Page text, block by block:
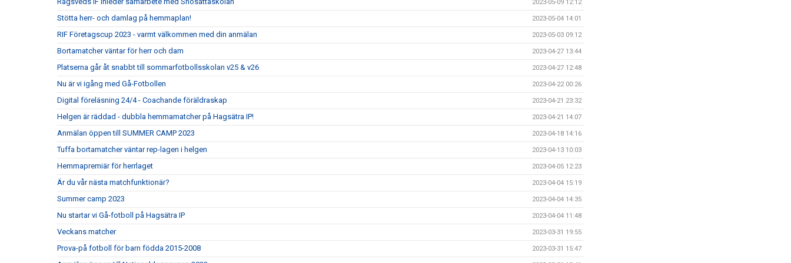
2023-05-09 12:12
Stötta herr- och damlag på hemmaplan! 2023-05-04 14:01
RIF Företagscup 2023 - varmt välkommen med din anmälan 2023-05-03 09:12
Bortamatcher väntar för herr och dam 2023-04-27 13:44
Platserna går åt snabbt till sommarfotbollsskolan v25 & v26 2023-04-27 12:48
Nu är vi igång med Gå-Fotbollen 2023-04-22 00:26
Digital föreläsning 24/4 - Coachande föräldraskap 2023-04-21 23:32
Helgen är räddad - dubbla hemmamatcher på Hagsätra IP! 2023-04-21 14:07
Anmälan öppen till SUMMER CAMP 2023 2023-04-18 14:16
Tuffa bortamatcher väntar rep-lagen i helgen 2023-04-13 10:03
Hemmapremiär för herrlaget 2023-04-05 12:23
Är du vår nästa matchfunktionär? 2023-04-04 15:19
Summer camp 2023 2023-04-04 14:35
Nu startar vi Gå-fotboll på Hagsätra IP 2023-04-04 11:48
Veckans matcher 2023-03-31 19:55
Prova-på fotboll för barn födda 2015-2008 2023-03-31 15:47